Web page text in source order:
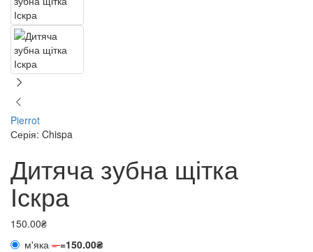
Pierrot
Серія: Chispa
Дитяча зубна щітка
Іскра
150.00₴
м'яка ==150.00₴